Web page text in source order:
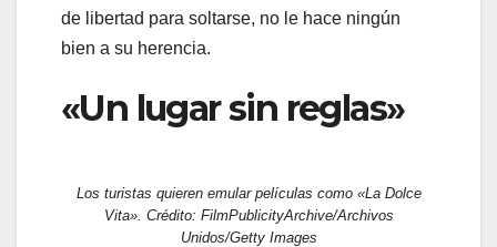
de libertad para soltarse, no le hace ningún
bien a su herencia.
«Un lugar sin reglas»
Los turistas quieren emular películas como «La Dolce
Vita». Crédito: FilmPublicityArchive/Archivos
Unidos/Getty Images